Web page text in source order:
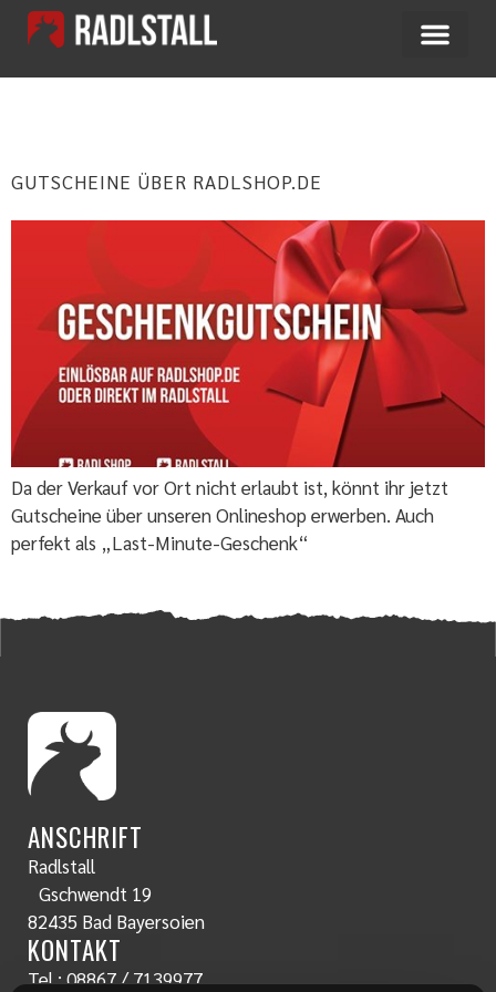
GUTSCHEINE ÜBER RADLSHOP.DE
Da der Verkauf vor Ort nicht erlaubt ist, könnt ihr jetzt
Gutscheine über unseren Onlineshop erwerben. Auch
perfekt als „Last-Minute-Geschenk“
ANSCHRIFT
Radlstall
Gschwendt 19
82435 Bad Bayersoien
KONTAKT
Tel.:08867 / 7139977